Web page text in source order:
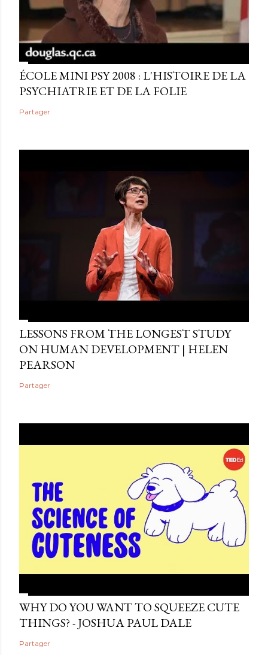
ÉCOLE MINI PSY 2008 : L'HISTOIRE DE LA
PSYCHIATRIE ET DE LA FOLIE
Partager
LESSONS FROM THE LONGEST STUDY
ON HUMAN DEVELOPMENT | HELEN
PEARSON
Partager
WHY DO YOU WANT TO SQUEEZE CUTE
THINGS? - JOSHUA PAUL DALE
Partager